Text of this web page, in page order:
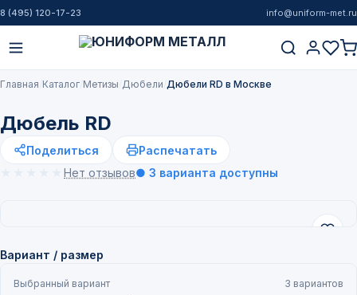
8 (495) 120-17-23 info@uniform-met.ru
Главная Каталог Метизы Дюбели Дюбели RD в Москве
Дюбель RD
Поделиться
Распечатать
Нет отзывов● 3 варианта доступны
Вариант / размер
Выбранный вариант 3 вариантов